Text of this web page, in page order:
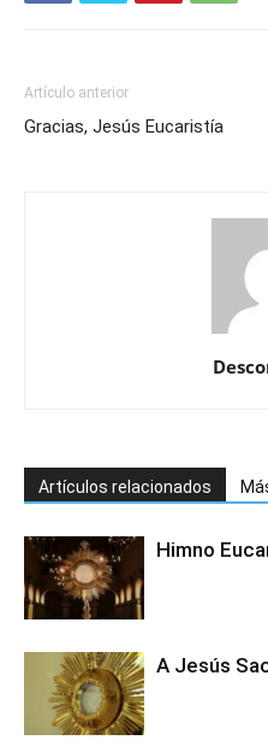
Artículo anterior
Gracias, Jesús Eucaristía
Artículos relacionados
Himno
A Jesús